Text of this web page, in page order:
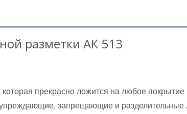
разметки АК 513
прекрасно ложится на любое покрытие
запрещающие и разделительные